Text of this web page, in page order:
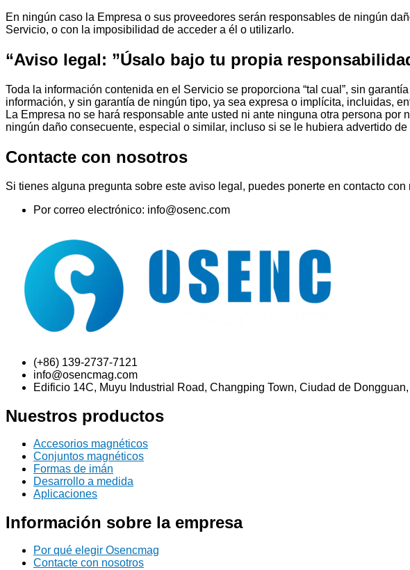
En ningún caso la Empresa o sus proveedores serán responsables de ningún
Servicio, o con la imposibilidad de acceder a él o utilizarlo.
“Aviso legal: ”Úsalo bajo tu propia
Toda la información contenida en el Servicio se proporciona “tal cual”, sin
información, y sin garantía de ningún tipo, ya sea expresa o implícita, incluidas,
La Empresa no se hará responsable ante usted ni ante ninguna otra persona
ningún daño consecuente, especial o similar, incluso si se le hubiera advertido
Contacte con nosotros
Si tienes alguna pregunta sobre este aviso legal, puedes ponerte en contacto con
Por correo electrónico: info@osenc.com
(+86) 139-2737-7121
info@osencmag.com
Edificio 14C, Muyu Industrial Road, Changping Town, Ciudad de
Nuestros productos
Accesorios magnéticos
Conjuntos magnéticos
Formas de imán
Desarrollo a medida
Aplicaciones
Información sobre la empresa
Por qué elegir Osencmag
Contacte con nosotros